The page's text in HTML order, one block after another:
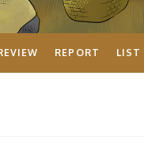
REPORT LIST